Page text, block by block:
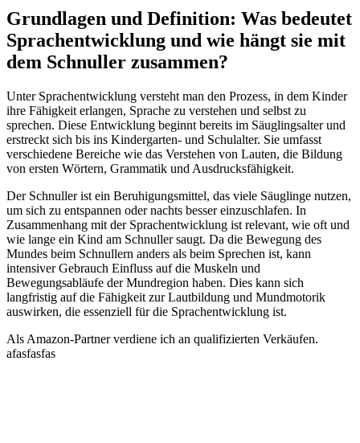
Grundlagen und Definition: Was bedeutet
Sprachentwicklung und wie hängt sie mit
dem Schnuller zusammen?
Unter Sprachentwicklung versteht man den Prozess, in dem Kinder
ihre Fähigkeit erlangen, Sprache zu verstehen und selbst zu
sprechen. Diese Entwicklung beginnt bereits im Säuglingsalter und
erstreckt sich bis ins Kindergarten- und Schulalter. Sie umfasst
verschiedene Bereiche wie das Verstehen von Lauten, die Bildung
von ersten Wörtern, Grammatik und Ausdrucksfähigkeit.
Der Schnuller ist ein Beruhigungsmittel, das viele Säuglinge nutzen,
um sich zu entspannen oder nachts besser einzuschlafen. In
Zusammenhang mit der Sprachentwicklung ist relevant, wie oft und
wie lange ein Kind am Schnuller saugt. Da die Bewegung des
Mundes beim Schnullern anders als beim Sprechen ist, kann
intensiver Gebrauch Einfluss auf die Muskeln und
Bewegungsabläufe der Mundregion haben. Dies kann sich
langfristig auf die Fähigkeit zur Lautbildung und Mundmotorik
auswirken, die essenziell für die Sprachentwicklung ist.
Als Amazon-Partner verdiene ich an qualifizierten Verkäufen.
afasfasfas